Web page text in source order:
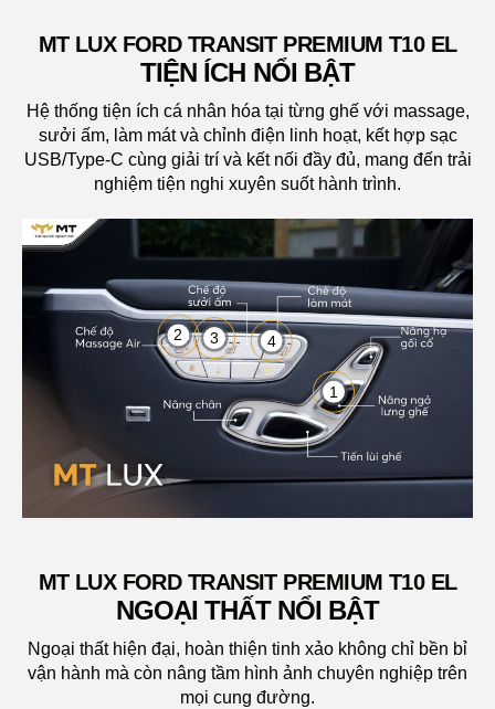
MT LUX FORD TRANSIT PREMIUM T10 EL
TIỆN ÍCH NỔI BẬT
Hệ thống tiện ích cá nhân hóa tại từng ghế với massage,
sưởi ấm, làm mát và chỉnh điện linh hoạt, kết hợp sạc
USB/Type-C cùng giải trí và kết nối đầy đủ, mang đến trải
nghiệm tiện nghi xuyên suốt hành trình.
1
2 3 4
MT LUX FORD TRANSIT PREMIUM T10 EL
NGOẠI THẤT NỔI BẬT
Ngoại thất hiện đại, hoàn thiện tinh xảo không chỉ bền bỉ
vận hành mà còn nâng tầm hình ảnh chuyên nghiệp trên
mọi cung đường.
BỘ BODYKIT